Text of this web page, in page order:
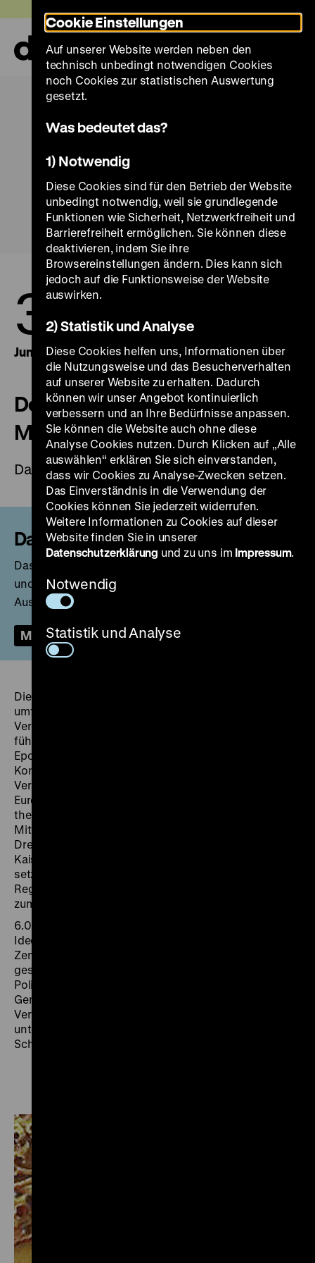
zum
Seiteninhalt
springen
3.
Juni 2006
27.
Juni 2021
Deutsche Geschichte vom
Mittelalter bis zum Mauerfall
Dauerausstellung
Dauerausstellung geschlossen
Das Zeughaus ist für notwendige Instandsetzungen
und für die Erarbeitung der neuen Ständigen
Ausstellung geschlossen.
Mehr
Die Dauerausstellung im Zeughaus vermittelt einen
umfassenden Einblick in rund 1500 Jahre
Vergangenheit. Der Rundgang durch die Ausstellung
führt über zwei Ebenen durch die historischen
Epochen der deutschen Geschichte im europäischen
Kontext: Zu Beginn wird im Obergeschoss die
Veränderung von Grenzverläufen in Deutschland und
Europa und die Geschichte der deutschen Sprache
thematisiert. Der anschließende Rundgang führt vom
Mittelalter über die Reformation und den
Dreißigjährigen Krieg bis hin zum deutschen
Kaiserreich und Ersten Weltkrieg. Im Erdgeschoss
setzt er sich mit der Weimarer Republik, dem NS-
Regime, der Geschichte beider deutscher Staaten bis
zum Mauerfall und zur deutschen Einheit fort.
6.000 historische Objekte erzählen von Menschen,
Ideen, Ereignissen und geschichtlichen Abläufen. Im
Zentrum steht dabei die politische Geschichte,
gestaltet durch Herrscherinnen und Herrscher,
Politikerinnen und Politiker und verfasste
Gemeinschaften. Eine thematische Ergänzung und
Vertiefung bieten Räume zum Alltagsleben
unterschiedlicher gesellschaftlicher Gruppen und
Schichten.
Cookie Einstellungen
Auf unserer Website werden neben den
technisch unbedingt notwendigen Cookies
noch Cookies zur statistischen Auswertung
gesetzt.
Was bedeutet das?
1) Notwendig
Diese Cookies sind für den Betrieb der Website
unbedingt notwendig, weil sie grundlegende
Funktionen wie Sicherheit, Netzwerkfreiheit und
Barrierefreiheit ermöglichen. Sie können diese
deaktivieren, indem Sie ihre
Browsereinstellungen ändern. Dies kann sich
jedoch auf die Funktionsweise der Website
auswirken.
2) Statistik und Analyse
Diese Cookies helfen uns, Informationen über
die Nutzungsweise und das Besucherverhalten
auf unserer Website zu erhalten. Dadurch
können wir unser Angebot kontinuierlich
verbessern und an Ihre Bedürfnisse anpassen.
Sie können die Website auch ohne diese
Analyse Cookies nutzen. Durch Klicken auf „Alle
auswählen“ erklären Sie sich einverstanden,
dass wir Cookies zu Analyse-Zwecken setzen.
Das Einverständnis in die Verwendung der
Cookies können Sie jederzeit widerrufen.
Weitere Informationen zu Cookies auf dieser
Website finden Sie in unserer
Datenschutzerklärung und zu uns im Impressum.
Notwendig
Statistik und Analyse